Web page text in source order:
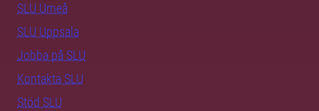
SLU Umeå
SLU Uppsala
Jobba på SLU
Kontakta SLU
Stöd SLU